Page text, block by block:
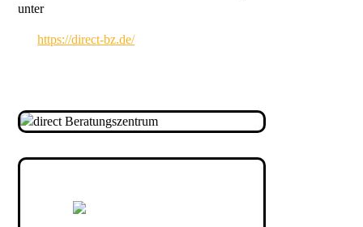
unter
https://direct-bz.de/